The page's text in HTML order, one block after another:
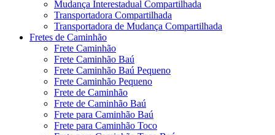
Mudança Interestadual Compartilhada
Transportadora Compartilhada
Transportadora de Mudança Compartilhada
Fretes de Caminhão
Frete Caminhão
Frete Caminhão Baú
Frete Caminhão Baú Pequeno
Frete Caminhão Pequeno
Frete de Caminhão
Frete de Caminhão Baú
Frete para Caminhão Baú
Frete para Caminhão Toco